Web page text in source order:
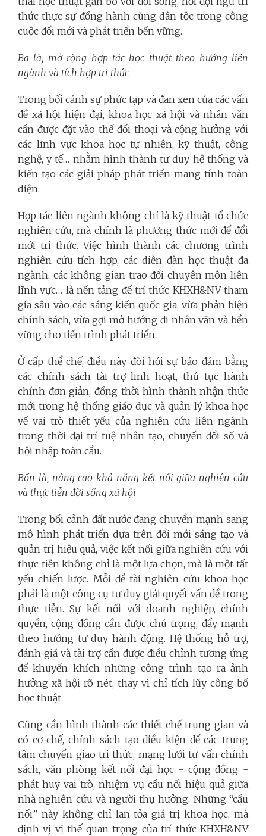
thức thực sự đồng hành cùng dân tộc trong công
cuộc đổi mới và phát triển bền vững.
Ba là, mở rộng hợp tác học thuật theo hướng liên
ngành và tích hợp tri thức
Trong bối cảnh sự phức tạp và đan xen của các vấn
đề xã hội hiện đại, khoa học xã hội và nhân văn
cần được đặt vào thế đối thoại và cộng hưởng với
các lĩnh vực khoa học tự nhiên, kỹ thuật, công
nghệ, y tế… nhằm hình thành tư duy hệ thống và
kiến tạo các giải pháp phát triển mang tính toàn
diện.
Hợp tác liên ngành không chỉ là kỹ thuật tổ chức
nghiên cứu, mà chính là phương thức mới để đổi
mới tri thức. Việc hình thành các chương trình
nghiên cứu tích hợp, các diễn đàn học thuật đa
ngành, các không gian trao đổi chuyên môn liên
lĩnh vực… là nền tảng để trí thức KHXH&NV tham
gia sâu vào các sáng kiến quốc gia, vừa phản biện
chính sách, vừa gợi mở hướng đi nhân văn và bền
vững cho tiến trình phát triển.
Ở cấp thể chế, điều này đòi hỏi sự bảo đảm bằng
các chính sách tài trợ linh hoạt, thủ tục hành
chính đơn giản, đồng thời hình thành nhận thức
mới trong hệ thống giáo dục và quản lý khoa học
về vai trò thiết yếu của nghiên cứu liên ngành
trong thời đại trí tuệ nhân tạo, chuyển đổi số và
hội nhập toàn cầu.
Bốn là, nâng cao khả năng kết nối giữa nghiên cứu
và thực tiễn đời sống xã hội
Trong bối cảnh đất nước đang chuyển mạnh sang
mô hình phát triển dựa trên đổi mới sáng tạo và
quản trị hiệu quả, việc kết nối giữa nghiên cứu với
thực tiễn không chỉ là một lựa chọn, mà là một tất
yếu chiến lược. Mỗi đề tài nghiên cứu khoa học
phải là một công cụ tư duy giải quyết vấn đề trong
thực tiễn. Sự kết nối với doanh nghiệp, chính
quyền, cộng đồng cần được chú trọng, đẩy mạnh
theo hướng tư duy hành động. Hệ thống hỗ trợ,
đánh giá và tài trợ cần được điều chỉnh tương ứng
để khuyến khích những công trình tạo ra ảnh
hưởng xã hội rõ nét, thay vì chỉ tích lũy công bố
học thuật.
Cũng cần hình thành các thiết chế trung gian và
có cơ chế, chính sách tạo điều kiện để các trung
tâm chuyển giao tri thức, mạng lưới tư vấn chính
sách, văn phòng kết nối đại học - cộng đồng -
phát huy vai trò, nhiệm vụ cầu nối hiệu quả giữa
nhà nghiên cứu và người thụ hưởng. Những “cầu
nối” này không chỉ lan tỏa giá trị khoa học, mà
định vị vị thế quan trọng của trí thức KHXH&NV